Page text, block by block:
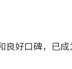
好口碑，已